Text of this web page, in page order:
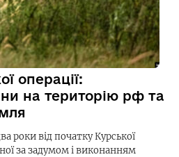
операції:
на територію рф та
роки від початку Курської
за задумом і виконанням